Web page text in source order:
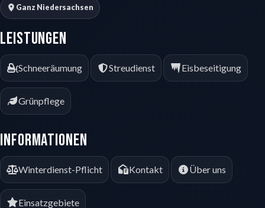
Ganz Niedersachsen
Leistungen
Schneeräumung Streudienst Eisbeseitigung
Grünpflege
Informationen
Winterdienst-Pflicht Kontakt Über uns
Einsatzgebiete